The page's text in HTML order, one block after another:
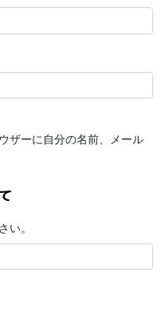
ザーに自分の名前、メール
い。